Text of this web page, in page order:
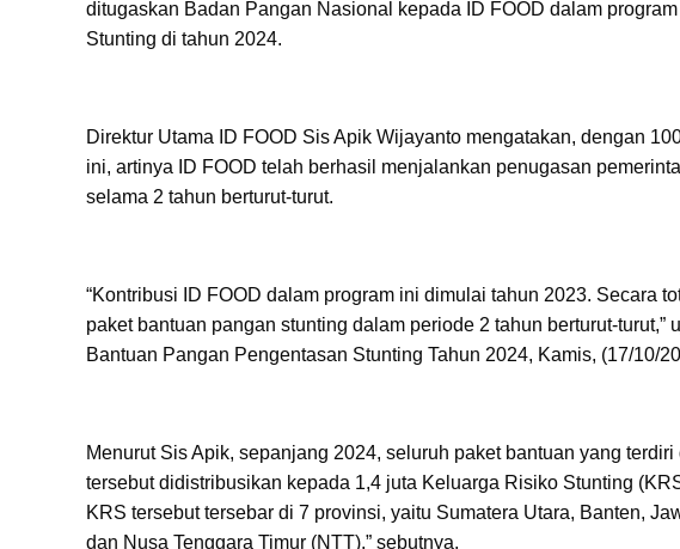
ditugaskan Badan Pangan Nasional kepada ID FOOD dalam
Stunting di tahun 2024.
Direktur Utama ID FOOD Sis Apik Wijayanto mengatakan, dengan
ini, artinya ID FOOD telah berhasil menjalankan penugasan
selama 2 tahun berturut-turut.
“Kontribusi ID FOOD dalam program ini dimulai tahun 2023. Secara
paket bantuan pangan stunting dalam periode 2 tahun berturut-
Bantuan Pangan Pengentasan Stunting Tahun 2024, Kamis, (17/10/
Menurut Sis Apik, sepanjang 2024, seluruh paket bantuan yang
tersebut didistribusikan kepada 1,4 juta Keluarga Risiko Stunting
KRS tersebut tersebar di 7 provinsi, yaitu Sumatera Utara, Banten,
dan Nusa Tenggara Timur (NTT),” sebutnya.